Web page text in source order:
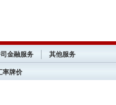
金融服务 其他服务
率牌价